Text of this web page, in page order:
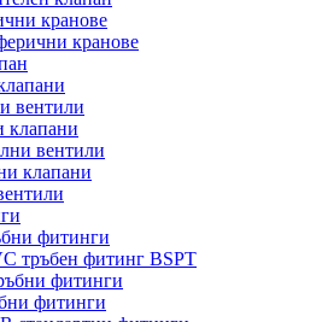
кранове
кранове
вентили
клапани
вентили
клапани
фитинги
тръбен фитинг BSPT
фитинги
фитинги